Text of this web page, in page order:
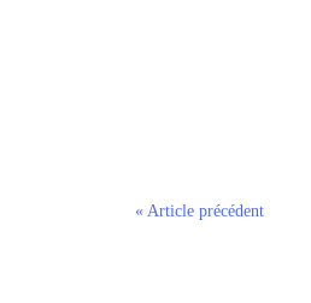
« Article précédent